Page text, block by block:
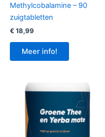
Methylcobalamine – 90
zuigtabletten
€ 18,99
Meer info!